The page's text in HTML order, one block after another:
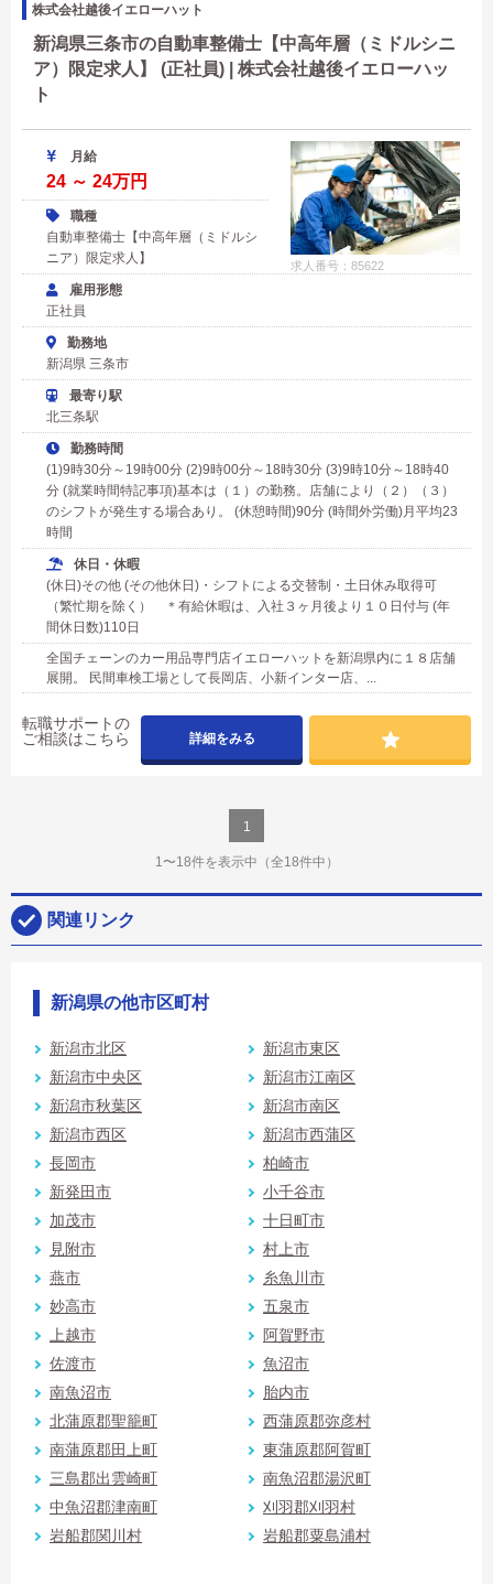
株式会社越後イエローハット
新潟県三条市の自動車整備士【中高年層（ミドルシニ
ア）限定求人】 (正社員) | 株式会社越後イエローハッ
ト
求人番号：85622
月給
24 ～ 24万円
職種
自動車整備士【中高年層（ミドルシ
ニア）限定求人】
雇用形態
正社員
勤務地
新潟県 三条市
最寄り駅
北三条駅
勤務時間
(1)9時30分～19時00分 (2)9時00分～18時30分 (3)9時10分～18時40
分 (就業時間特記事項)基本は（１）の勤務。店舗により（２）（３）
のシフトが発生する場合あり。 (休憩時間)90分 (時間外労働)月平均23
時間
休日・休暇
(休日)その他 (その他休日)・シフトによる交替制・土日休み取得可
（繁忙期を除く） ＊有給休暇は、入社３ヶ月後より１０日付与 (年
間休日数)110日
全国チェーンのカー用品専門店イエローハットを新潟県内に１８店舗
展開。 民間車検工場として長岡店、小新インター店、...
転職サポートの
ご相談はこちら
詳細をみる
1
1〜18件を表示中 （全18件中）
関連リンク
新潟県の他市区町村
新潟市北区
新潟市東区
新潟市中央区
新潟市江南区
新潟市秋葉区
新潟市南区
新潟市西区
新潟市西蒲区
長岡市
柏崎市
新発田市
小千谷市
加茂市
十日町市
見附市
村上市
燕市
糸魚川市
妙高市
五泉市
上越市
阿賀野市
佐渡市
魚沼市
南魚沼市
胎内市
北蒲原郡聖籠町
西蒲原郡弥彦村
南蒲原郡田上町
東蒲原郡阿賀町
三島郡出雲崎町
南魚沼郡湯沢町
中魚沼郡津南町
刈羽郡刈羽村
岩船郡関川村
岩船郡粟島浦村